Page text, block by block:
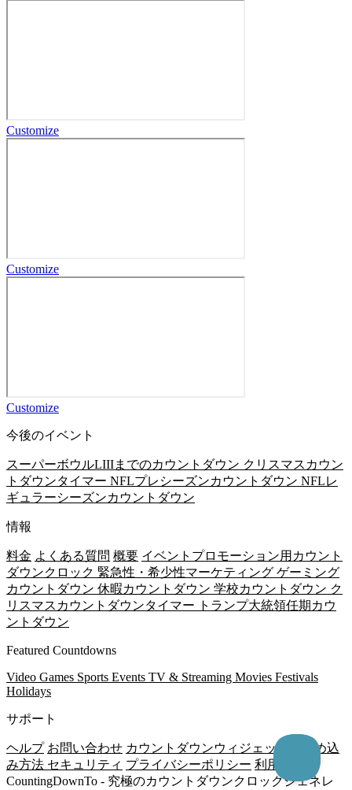
Customize
Customize
Customize
今後のイベント
スーパーボウルLIIIまでのカウントダウン クリスマスカウン
トダウンタイマー NFLプレシーズンカウントダウン NFLレ
ギュラーシーズンカウントダウン
情報
料金 よくある質問 概要 イベントプロモーション用カウント
ダウンクロック 緊急性・希少性マーケティング ゲーミング
カウントダウン 休暇カウントダウン 学校カウントダウン ク
リスマスカウントダウンタイマー
トランプ大統領任期カウ
ントダウン
Featured Countdowns
Video Games Sports Events TV & Streaming Movies Festivals
Holidays
サポート
ヘルプ お問い合わせ カウントダウンウィジェットの埋め込
み方法 セキュリティ プライバシーポリシー 利用規約
CountingDownTo - 究極のカウントダウンクロックジェネレ